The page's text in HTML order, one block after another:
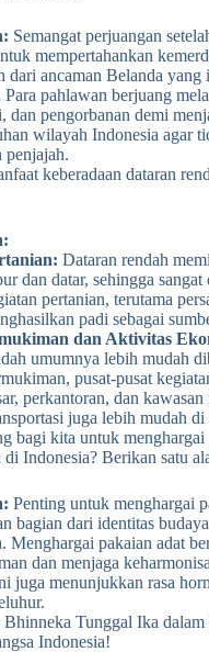
Semangat perjuangan
mempertahankan
dari ancaman Belanda yang
Para pahlawan berjuang
dan pengorbanan demi
wilayah Indonesia agar
penjajah.
keberadaan dataran
Dataran rendah
dan datar, sehingga
pertanian, terutama
padi sebagai
dan Aktivitas
umumnya lebih mudah
pusat-pusat
perkantoran, dan
juga lebih mudah di
bagi kita untuk menghargai
di Indonesia? Berikan satu
Penting untuk menghargai
bagian dari identitas
Menghargai pakaian adat
dan menjaga
juga menunjukkan rasa
Bhinneka Tunggal Ika dalam
Indonesia!